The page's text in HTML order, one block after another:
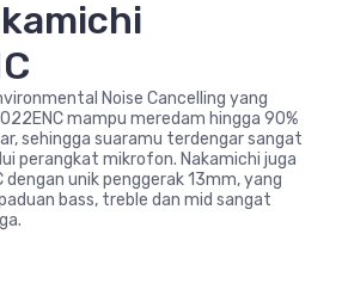
Noise Cancelling yang
mampu meredam hingga 90%
sehingga suaramu terdengar sangat
perangkat mikrofon. Nakamichi juga
dengan unik penggerak 13mm, yang
bass, treble dan mid sangat